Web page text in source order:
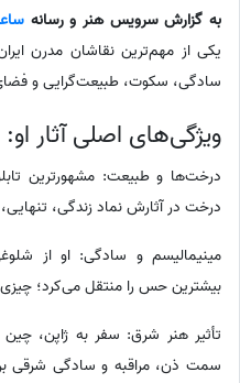
به گزارش سرویس هنر و رسانه
یکی از مهم‌ترین نقاشان مدرن
سادگی، سکوت، طبیعت‌گرایی و
ویژگی‌های اصلی آثار او:
درخت‌ها و طبیعت: مشهورترین
درخت در آثارش نماد زندگی،
مینیمالیسم و سادگی: او از
بیشترین حس را منتقل می‌کرد؛
تأثیر هنر شرق: سفر به ژاپن،
سمت ذن، مراقبه و سادگی شرقی